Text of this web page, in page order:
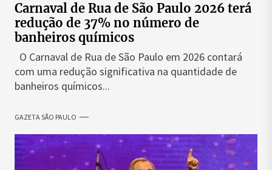
Carnaval de Rua de São Paulo 2026 terá
redução de 37% no número de
banheiros químicos
O Carnaval de Rua de São Paulo em 2026 contará
com uma redução significativa na quantidade de
banheiros químicos...
GAZETA SÃO PAULO